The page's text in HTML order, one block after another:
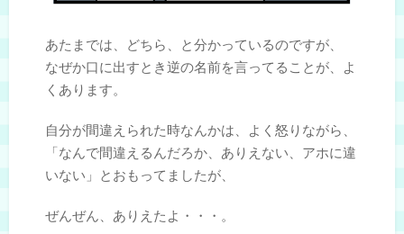
あたまでは、どちら、と分かっているのですが、
なぜか口に出すとき逆の名前を言ってることが、よ
くあります。
自分が間違えられた時なんかは、よく怒りながら、
「なんで間違えるんだろか、ありえない、アホに違
いない」とおもってましたが、
ぜんぜん、ありえたよ・・・。